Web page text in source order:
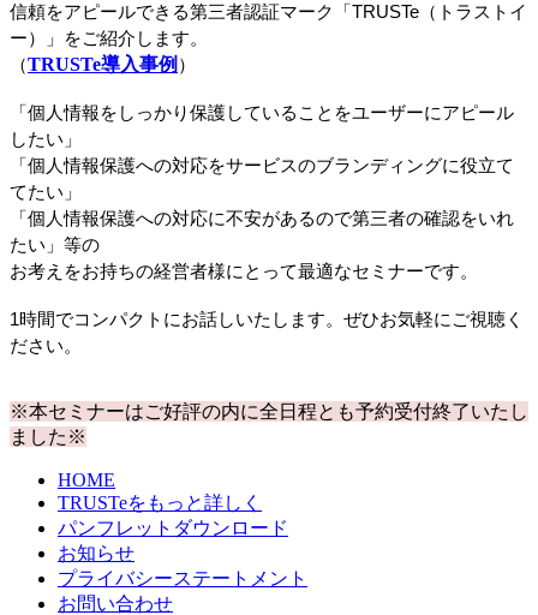
信頼をアピールできる第三者認証マーク「TRUSTe（トラストイ
ー）」をご紹介します。
（TRUSTe導入事例 ）
「個人情報をしっかり保護していることをユーザーにアピール
したい」
「個人情報保護への対応をサービスのブランディングに役立て
てたい」
「個人情報保護への対応に不安があるので第三者の確認をいれ
たい」等の
お考えをお持ちの経営者様にとって最適なセミナーです。
1時間でコンパクトにお話しいたします。ぜひお気軽にご視聴く
ださい。
※本セミナーはご好評の内に全日程とも予約受付終了いたし
ました※
HOME
TRUSTeをもっと詳しく
パンフレットダウンロード
お知らせ
プライバシーステートメント
お問い合わせ